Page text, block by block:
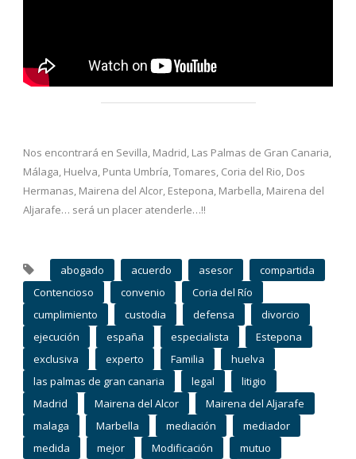
Nos encontrará en Sevilla, Madrid, Las Palmas de Gran Canaria,
Málaga, Huelva, Punta Umbría, Tomares, Coria del Rio, Dos
Hermanas, Mairena del Alcor, Estepona, Marbella, Mairena del
Aljarafe… será un placer atenderle…!!
abogado acuerdo asesor
compartida
Contencioso
convenio
Coria del Río
cumplimiento
custodia defensa
divorcio
ejecución
españa especialista
Estepona
exclusiva
experto Familia
huelva
las palmas de gran canaria
legal
litigio
Madrid
Mairena del Alcor
Mairena del Aljarafe
malaga
Marbella mediación
mediador
medida
mejor Modificación
mutuo